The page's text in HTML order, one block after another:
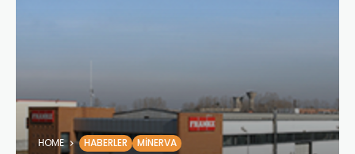
HOME HABERLER MINERVA